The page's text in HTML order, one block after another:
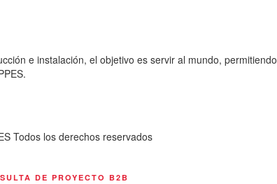
e instalación, el objetivo es servir al mundo, permitiendo
Todos los derechos reservados
DE PROYECTO B2B